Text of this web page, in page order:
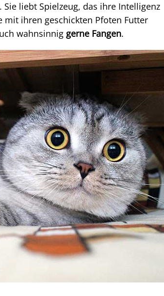
liebt Spielzeug, das ihre Intelligenz
mit ihren geschickten Pfoten Futter
wahnsinnig gerne Fangen.